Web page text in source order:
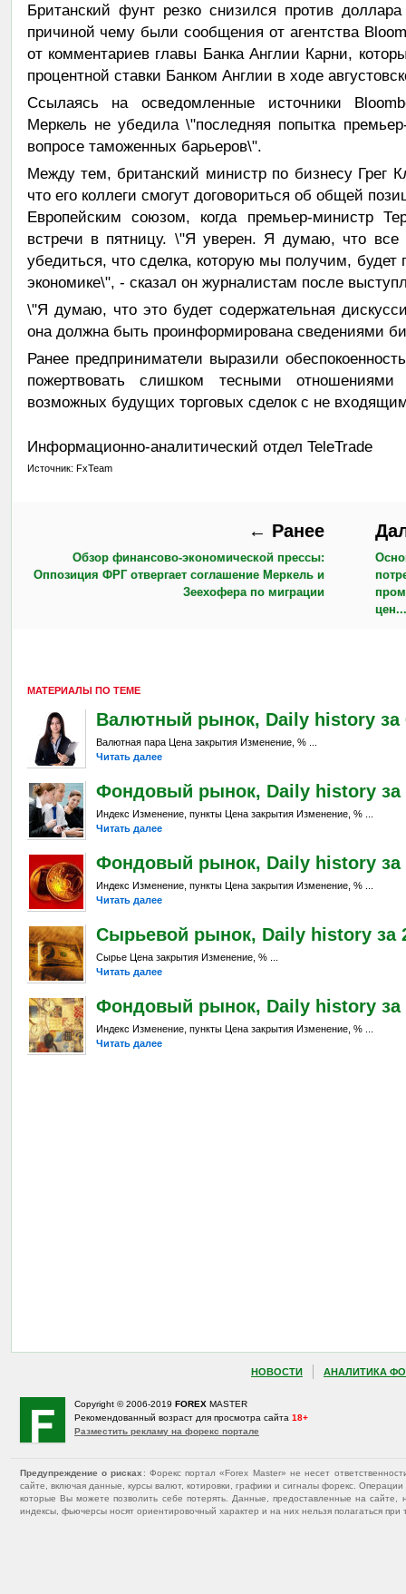
Британский фунт резко снизился против
причиной чему были сообщения от агентства
от комментариев главы Банка Англии Карни,
процентной ставки Банком Англии в ходе
Ссылаясь на осведомленные источники
Меркель не убедила \"последняя попытка
вопросе таможенных барьеров\".
Между тем, британский министр по бизнесу Грег
что его коллеги смогут договориться об общей
Европейским союзом, когда премьер-министр
встречи в пятницу. \"Я уверен. Я думаю, что все
убедиться, что сделка, которую мы получим,
экономике\", - сказал он журналистам после
\"Я думаю, что это будет содержательная
она должна быть проинформирована сведениями
Ранее предприниматели выразили
пожертвовать слишком тесными
возможных будущих торговых сделок с не
Информационно-аналитический отдел TeleTrade
Источник: FxTeam
← Ранее
Обзор финансово-экономической прессы:
Оппозиция ФРГ отвергает соглашение Меркель и
Зеехофера по миграции
МАТЕРИАЛЫ ПО ТЕМЕ
Валютный рынок, Daily history за
Валютная пара Цена закрытия Изменение, % ...
Читать далее
Фондовый рынок, Daily history за
Индекс Изменение, пункты Цена закрытия Изменение, % ...
Читать далее
Фондовый рынок, Daily history за
Индекс Изменение, пункты Цена закрытия Изменение, % ...
Читать далее
Сырьевой рынок, Daily history за
Сырье Цена закрытия Изменение, % ...
Читать далее
Фондовый рынок, Daily history за
Индекс Изменение, пункты Цена закрытия Изменение, % ...
Читать далее
НОВОСТИ АНАЛИТИКА
Copyright © 2006-2019 FOREX MASTER
Рекомендованный возраст для просмотра сайта 18+
Разместить рекламу на форекс портале
Предупреждение о рисках : Форекс портал «Forex Master» не несет
сайте, включая данные, курсы валют, котировки, графики и сигналы форекс.
которые Вы можете позволить себе потерять. Данные, предоставленные на
индексы, фьючерсы носят ориентировочный характер и на них нельзя полагаться при